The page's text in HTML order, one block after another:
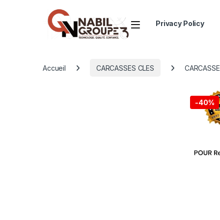
Open Privacy Policy
Accueil CARCASSES CLES
-40%